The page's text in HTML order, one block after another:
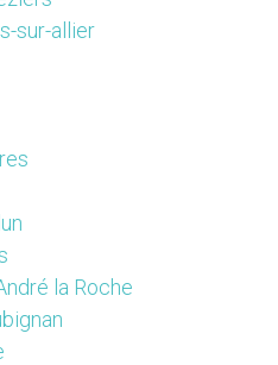
sur-allier
la Roche